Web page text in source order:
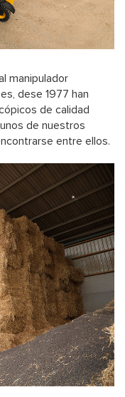
manipulador
dese 1977 han
de calidad
de nuestros
entre ellos.